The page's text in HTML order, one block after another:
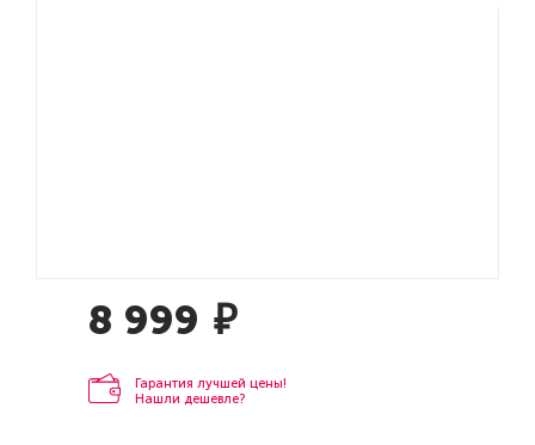
8 999 ₽
Гарантия лучшей цены!
Нашли дешевле?